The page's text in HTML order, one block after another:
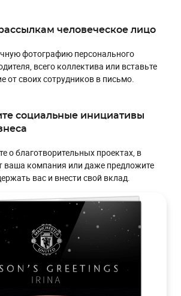
человеческое лицо
фотографию персонального
всего коллектива или вставьте
от своих сотрудников в письмо.
социальные инициативы
о благотворительных проектах, в
ваша компания или даже предложите
вас и внести свой вклад.